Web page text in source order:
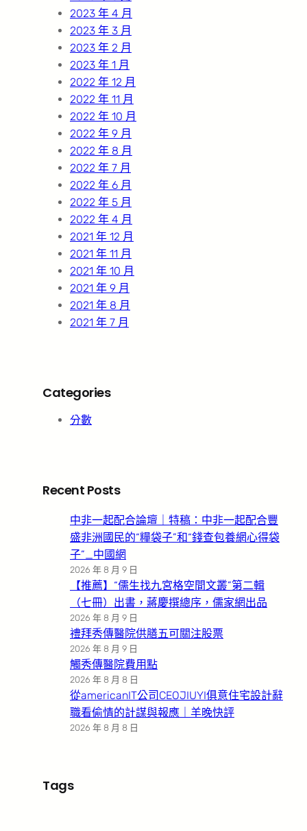
2023 年 4 月
2023 年 3 月
2023 年 2 月
2023 年 1 月
2022 年 12 月
2022 年 11 月
2022 年 10 月
2022 年 9 月
2022 年 8 月
2022 年 7 月
2022 年 6 月
2022 年 5 月
2022 年 4 月
2021 年 12 月
2021 年 11 月
2021 年 10 月
2021 年 9 月
2021 年 8 月
2021 年 7 月
Categories
分數
Recent Posts
中非一起配合論壇｜特稿：中非一起配合豐
盛非洲國民的“糧袋子”和“錢查包養網心得袋
子”_中國網
2026 年 8 月 9 日
【推薦】“儒生找九宮格空間文叢”第二輯
（七冊）出書，蔣慶撰總序，儒家網出品
2026 年 8 月 9 日
禮拜秀傳醫院供膳五可關注股票
2026 年 8 月 9 日
觸秀傳醫院費用點
2026 年 8 月 8 日
從americanIT公司CEOJIUYI俱意住宅設計辭
職看偷情的計謀與報應｜羊晚快評
2026 年 8 月 8 日
Tags